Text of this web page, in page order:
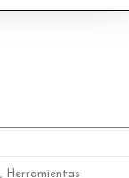
, Herramientas